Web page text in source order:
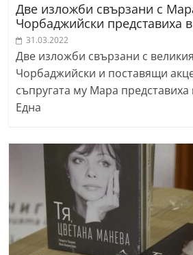
Две изложби свързани с
Чорбаджийски представиха
31.03.2022
Две изложби свързани с
Чорбаджийски и поставящи
съпругата му Мара
Една